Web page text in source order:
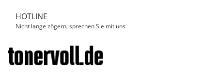
HOTLINE
Nicht lange zögern, sprechen Sie mit uns